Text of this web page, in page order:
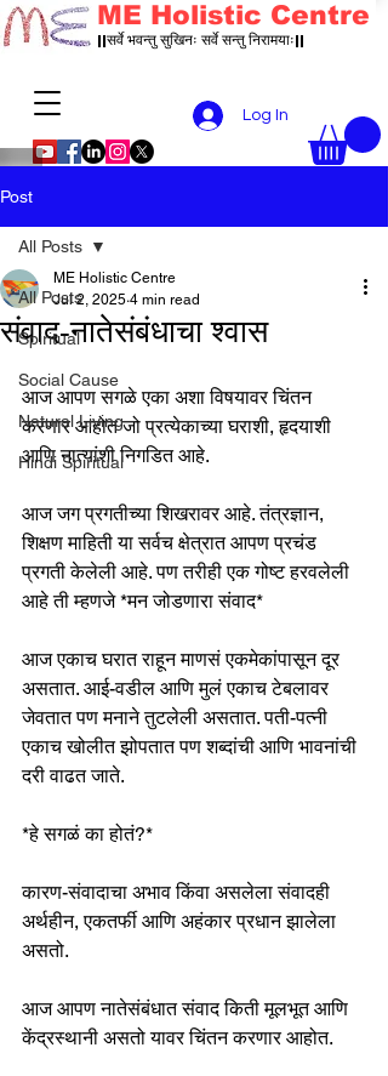
ME Holistic Centre
||सर्वे भवन्तु सुखिनः सर्वे सन्तु निरामयाः||
Log In
Post
All Posts
Spiritual
Social Cause
Natural Living
Hindi Spiritual
All Posts
संवाद-नातेसंबंधाचा श्वास
ME Holistic Centre
Jul 2, 2025 4 min read
आज आपण सगळे एका अशा विषयावर चिंतन
करणार आहोत जो प्रत्येकाच्या घराशी, हृदयाशी
आणि नात्यांशी निगडित आहे.
आज जग प्रगतीच्या शिखरावर आहे. तंत्रज्ञान,
शिक्षण माहिती या सर्वच क्षेत्रात आपण प्रचंड
प्रगती केलेली आहे. पण तरीही एक गोष्ट हरवलेली
आहे ती म्हणजे *मन जोडणारा संवाद*
आज एकाच घरात राहून माणसं एकमेकांपासून दूर
असतात. आई-वडील आणि मुलं एकाच टेबलावर
जेवतात पण मनाने तुटलेली असतात. पती-पत्नी
एकाच खोलीत झोपतात पण शब्दांची आणि भावनांची
दरी वाढत जाते.
*हे सगळं का होतं?*
कारण-संवादाचा अभाव किंवा असलेला संवादही
अर्थहीन, एकतर्फी आणि अहंकार प्रधान झालेला
असतो.
आज आपण नातेसंबंधात संवाद किती मूलभूत आणि
केंद्रस्थानी असतो यावर चिंतन करणार आहोत.